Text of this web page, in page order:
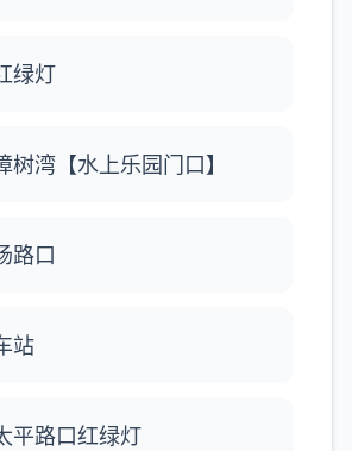
绿灯
树湾【水上乐园门口】
路口
站
平路口红绿灯